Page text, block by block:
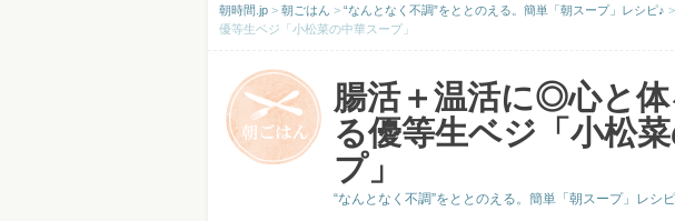
朝時間.jp > 朝ごはん > “なんとなく不調”をととのえる。簡単「朝スープ」レシピ♪ >
優等生ベジ「小松菜の中華スープ」
腸活＋温活に◎心と体
る優等生ベジ「小松
プ」
“なんとなく不調”をととのえる。簡単「朝スープ」レシ